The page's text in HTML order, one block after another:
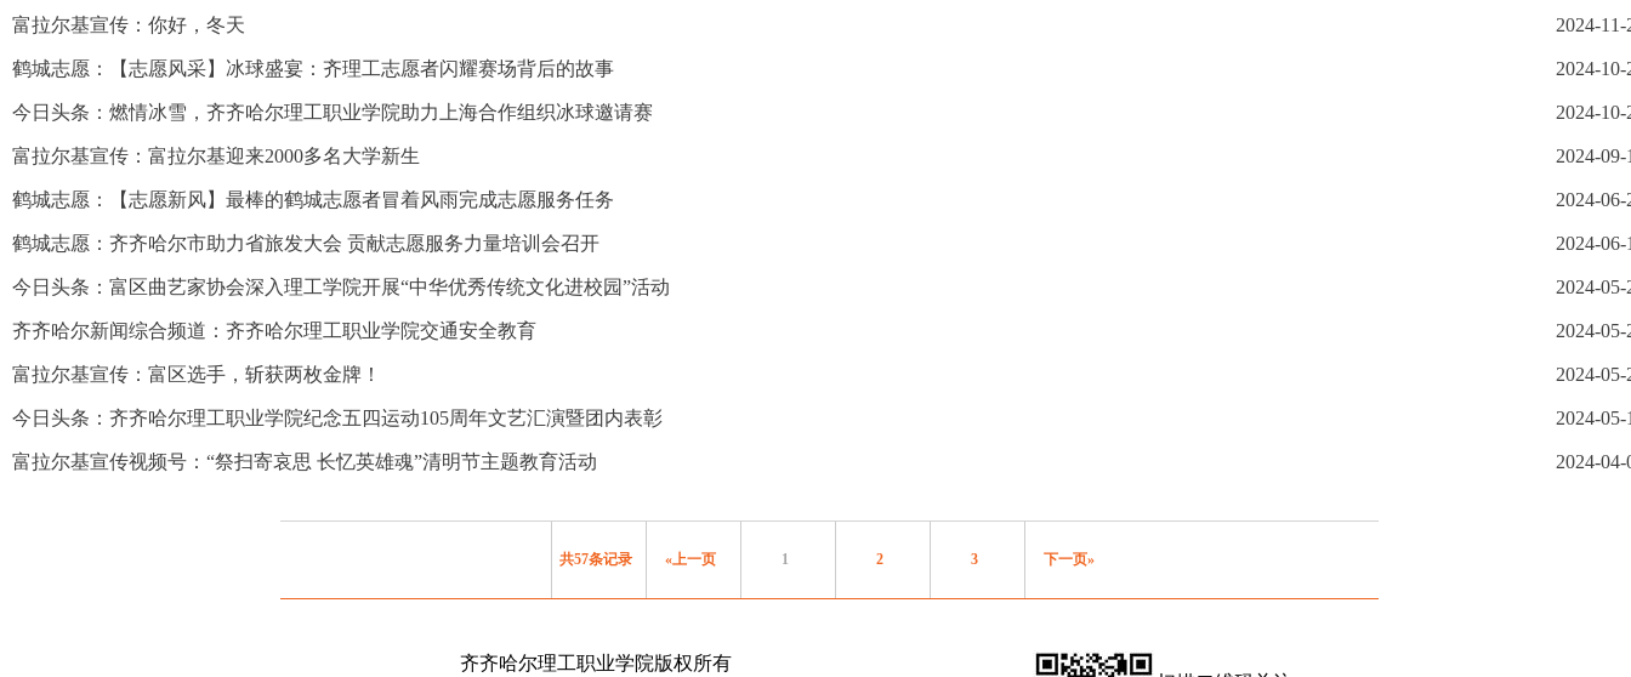
富拉尔基宣传：你好，冬天 2024-11-
鹤城志愿：【志愿风采】冰球盛宴：齐理工志愿者闪耀赛场背后的故事 2024-10-
今日头条：燃情冰雪，齐齐哈尔理工职业学院助力上海合作组织冰球邀请赛 2024-10-
富拉尔基宣传：富拉尔基迎来2000多名大学新生 2024-09-
鹤城志愿：【志愿新风】最棒的鹤城志愿者冒着风雨完成志愿服务任务 2024-06-
鹤城志愿：齐齐哈尔市助力省旅发大会 贡献志愿服务力量培训会召开 2024-06-
今日头条：富区曲艺家协会深入理工学院开展“中华优秀传统文化进校园”活动 2024-05-
齐齐哈尔新闻综合频道：齐齐哈尔理工职业学院交通安全教育 2024-05-
富拉尔基宣传：富区选手，斩获两枚金牌！ 2024-05-
今日头条：齐齐哈尔理工职业学院纪念五四运动105周年文艺汇演暨团内表彰 2024-05-
富拉尔基宣传视频号：“祭扫寄哀思 长忆英雄魂”清明节主题教育活动 2024-04-
共57条记录 «上一页 1 2 3 下一页»
齐齐哈尔理工职业学院版权所有